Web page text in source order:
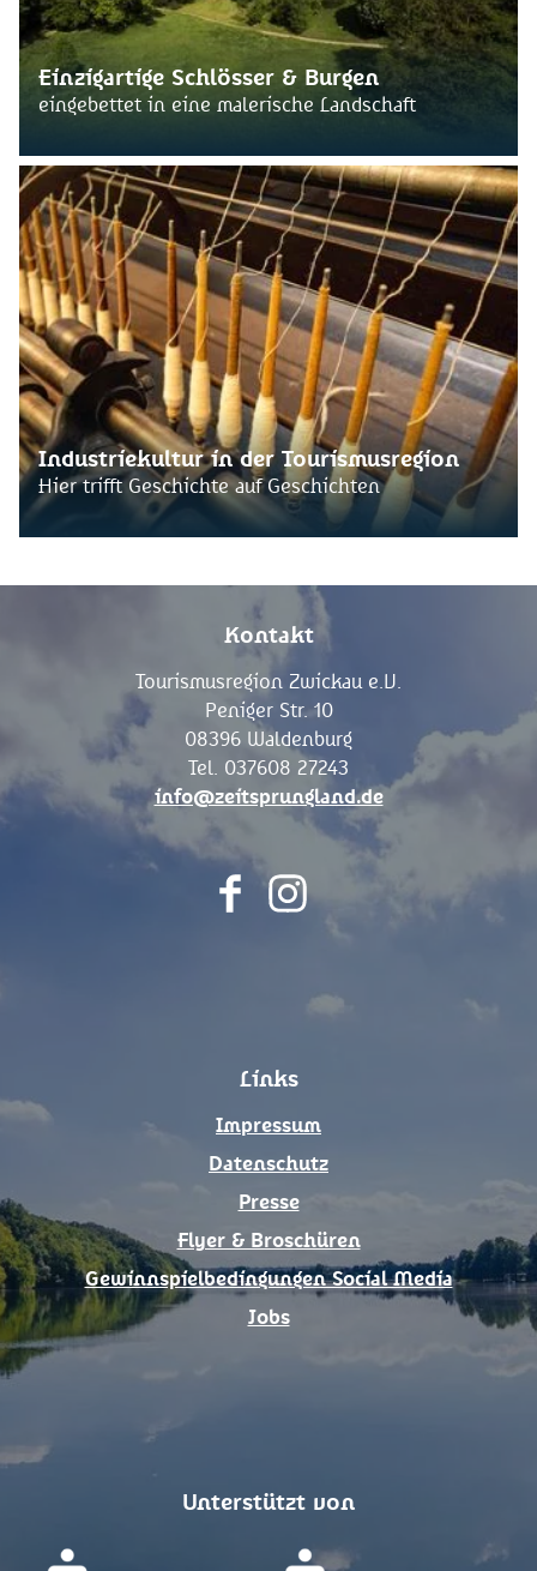
Einzigartige Schlösser & Burgen
eingebettet in eine malerische Landschaft
Industriekultur in der Tourismusregion
Hier trifft Geschichte auf Geschichten
Kontakt
Tourismusregion Zwickau e.V.
Peniger Str. 10
08396 Waldenburg
Tel. 037608 27243
info@zeitsprungland.de
o
Links
Impressum
Datenschutz
Presse
Flyer & Broschüren
Gewinnspielbedingungen Social Media
Jobs
Unterstützt von